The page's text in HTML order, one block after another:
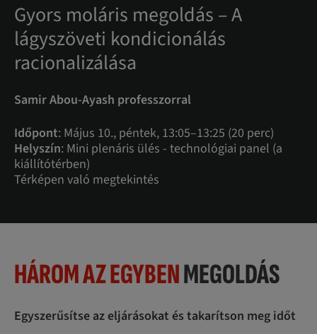
Gyors moláris megoldás – A
lágyszöveti kondicionálás
racionalizálása
Samir Abou-Ayash professzorral
Időpont: Május 10., péntek, 13:05–13:25 (20 perc)
Helyszín: Mini plenáris ülés - technológiai panel (a
kiállítótérben)
Térképen való megtekintés
HÁROM AZ EGYBENMEGOLDÁS
Egyszerűsítse az eljárásokat és takarítson meg időt